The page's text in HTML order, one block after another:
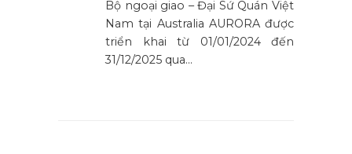
Bộ ngoại giao – Đại Sứ Quán Việt
Nam tại Australia AURORA được
triển khai từ 01/01/2024 đến
31/12/2025 qua…